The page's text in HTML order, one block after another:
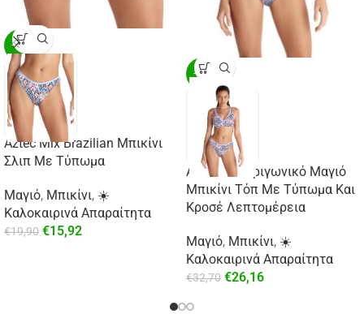
-20%
Aztec Mix Brazilian Μπικίνι
Σλιπ Με Τύπωμα
Μαγιό, Μπικίνι, ☀️
Καλοκαιρινά Απαραίτητα
€19,90 €15,92
-20%
Aztec Mix Τριγωνικό Μαγιό
Μπικίνι Τόπ Με Τύπωμα Και
Κροσέ Λεπτομέρεια
Μαγιό, Μπικίνι, ☀️
Καλοκαιρινά Απαραίτητα
€32,70 €26,16